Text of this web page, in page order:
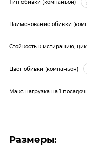
Тип обивки (компаньон)
Наименование обивки
Стойкость к истиранию,
Цвет обивки (компаньон)
Макс нагрузка на 1
Размеры: